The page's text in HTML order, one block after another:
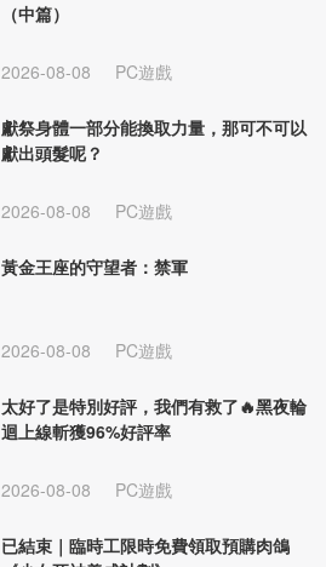
（中篇）
2026-08-08 PC遊戲
獻祭身體一部分能換取力量，那可不可以
獻出頭髮呢？
2026-08-08 PC遊戲
黃金王座的守望者：禁軍
2026-08-08 PC遊戲
太好了是特別好評，我們有救了🔥黑夜輪
迴上線斬獲96%好評率
2026-08-08 PC遊戲
已結束｜臨時工限時免費領取預購肉鴿